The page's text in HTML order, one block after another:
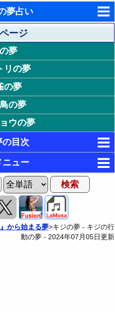
夢占い
洋占星術
占星術
未来診断
ドで無料占い
名判断
で住宅開運
と心理テスト
ージ
夢
リの夢
の夢
の夢
ウの夢
の目次
が飛び跳ねる夢 - 飛躍
ジが大空を舞う夢 - 目
極的な姿勢
的な夢
りて成長
プレッシャー
夢・キジにくちばしで攻
ニュー
から始まる夢>キジの夢 - キジの行
動の夢 - 2024年07月05日更新